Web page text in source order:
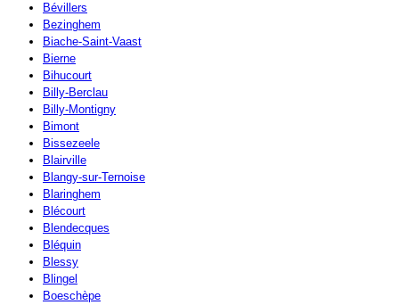
Bévillers
Bezinghem
Biache-Saint-Vaast
Bierne
Bihucourt
Billy-Berclau
Billy-Montigny
Bimont
Bissezeele
Blairville
Blangy-sur-Ternoise
Blaringhem
Blécourt
Blendecques
Bléquin
Blessy
Blingel
Boeschèpe